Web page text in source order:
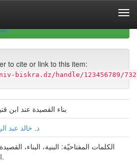
to cite or link to this item:
biskra.dz/handle/123456789/
بناء القصيدة عند ابن
د. خالد عبد
الكلمات المفتاحيّة: البنية، البناء،
النّقد العربيّ.